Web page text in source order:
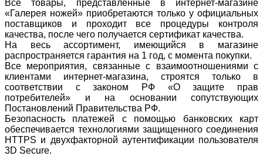
Все товары, представленные в интернет-магазине
«Галерея ножей» приобретаются только у официальных
поставщиков и проходит все процедуры контроля
качества, после чего получается сертификат качества.
На весь ассортимент, имеющийся в магазине
распространяется гарантия на 1 год, с момента покупки.
Все мероприятия, связанные с взаимоотношениями с
клиентами интернет-магазина, строятся только в
соответствии с законом РФ «О защите прав
потребителей» и на основании сопутствующих
Постановлений Правительства РФ.
Безопасность платежей с помощью банковских карт
обеспечивается технологиями защищенного соединения
HTTPS и двухфакторной аутентификации пользователя
3D Secure.